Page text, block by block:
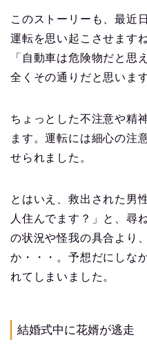
このストーリーも、最近
運転を思い起こさせます
「自動車は危険物だと思
全くその通りだと思います
ちょっとした不注意や精
ます。運転には細心の注
せられました。
とはいえ、救出された男
人住んでます？」と、尋
の状況や怪我の具合より
か・・・。予想だにしな
れてしまいました。
結婚式中に花婿が逃走